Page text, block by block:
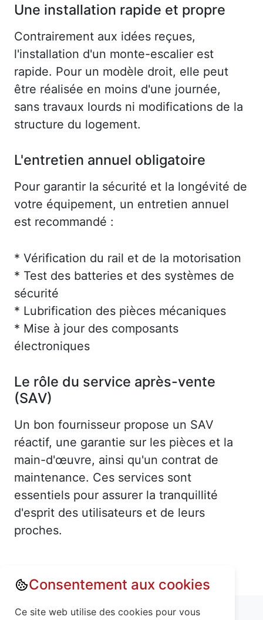
Une installation rapide et propre
Contrairement aux idées reçues,
l'installation d'un monte-escalier est
rapide. Pour un modèle droit, elle peut
être réalisée en moins d'une journée,
sans travaux lourds ni modifications de la
structure du logement.
L'entretien annuel obligatoire
Pour garantir la sécurité et la longévité de
votre équipement, un entretien annuel
est recommandé :
* Vérification du rail et de la motorisation
* Test des batteries et des systèmes de
sécurité
* Lubrification des pièces mécaniques
* Mise à jour des composants
électroniques
Le rôle du service après-vente
(SAV)
Un bon fournisseur propose un SAV
réactif, une garantie sur les pièces et la
main-d'œuvre, ainsi qu'un contrat de
maintenance. Ces services sont
essentiels pour assurer la tranquillité
d'esprit des utilisateurs et de leurs
proches.
Annuaire : Monte escalier
Ain (01)
Consentement aux cookies
Ce site web utilise des cookies pour vous